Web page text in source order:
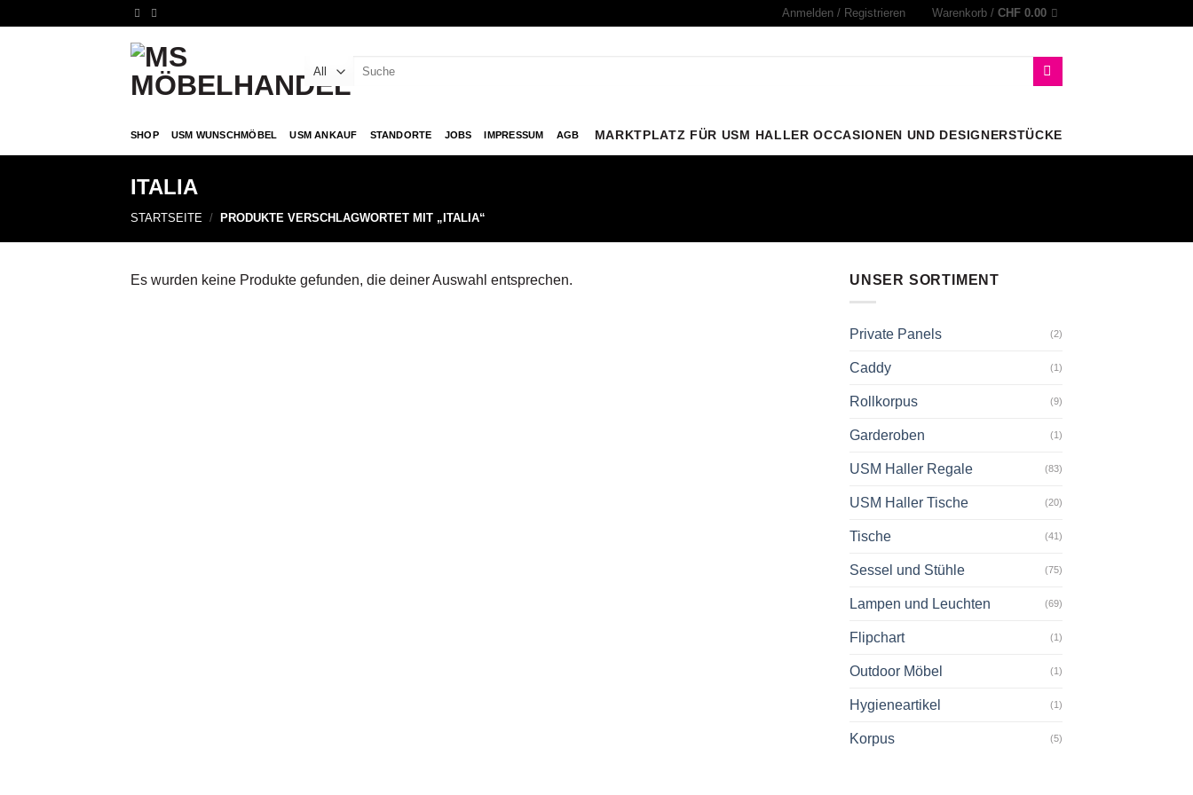
Anmelden / Registrieren Warenkorb /CHF 0.00
SHOP USM WUNSCHMÖBEL USM ANKAUF STANDORTE JOBS IMPRESSUM AGB MARKTPLATZ FÜR USM HALLER OCCASIONEN UND DESIGNERSTÜCKE
ITALIA
STARTSEITE / PRODUKTE VERSCHLAGWORTET MIT „ITALIA“
Es wurden keine Produkte gefunden, die deiner Auswahl entsprechen. UNSER SORTIMENT
Private Panels (2)
Caddy (1)
Rollkorpus (9)
Garderoben (1)
USM Haller Regale (83)
USM Haller Tische (20)
Tische (41)
Sessel und Stühle (75)
Lampen und Leuchten (69)
Flipchart (1)
Outdoor Möbel (1)
Hygieneartikel (1)
Korpus (5)